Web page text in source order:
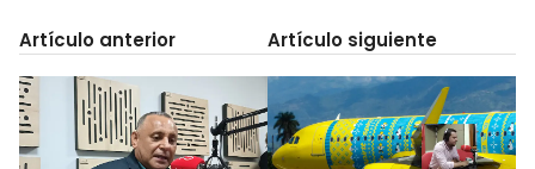
Artículo anterior Artículo siguiente